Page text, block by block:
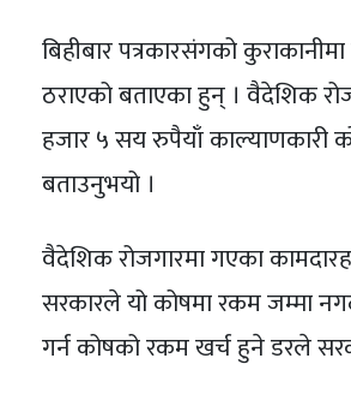
बिहीबार पत्रकारसंगको
ठराएको बताएका हुन् । वैदेशिक
हजार ५ सय रुपैयाँ काल्याणकारी
बताउनुभयो ।
वैदेशिक रोजगारमा गएका
सरकारले यो कोषमा रकम जम्मा
गर्न कोषको रकम खर्च हुने डरले